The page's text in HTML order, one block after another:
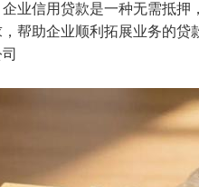
业信用贷款是一种无需抵
帮助企业顺利拓展业务的